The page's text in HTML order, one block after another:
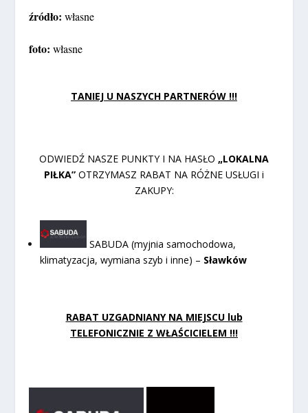
źródło:własne
foto:własne
TANIEJ U NASZYCH PARTNERÓW !!!
ODWIEDŹ NASZE PUNKTY I NA HASŁO „LOKALNA
PIŁKA” OTRZYMASZ RABAT NA RÓŻNE USŁUGI i
ZAKUPY:
SABUDA (myjnia samochodowa,
klimatyzacja, wymiana szyb i inne) – Sławków
RABAT UZGADNIANY NA MIEJSCU lub
TELEFONICZNIE Z WŁAŚCICIELEM !!!